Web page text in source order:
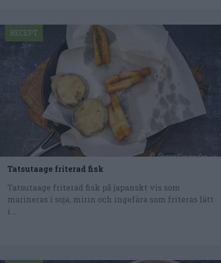
Tatsutaage friterad fisk
Tatsutaage friterad fisk på japanskt vis som
marineras i soja, mirin och ingefära som friteras lätt
i...
RECEPT